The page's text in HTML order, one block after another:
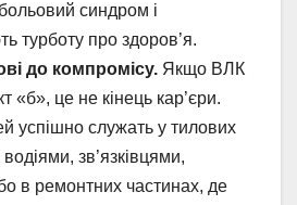
синдром і
турботу про здоров’я.
до компромісу. Якщо ВЛК
«б», це не кінець кар’єри.
успішно служать у тилових
водіями, зв’язківцями,
в ремонтних частинах, де